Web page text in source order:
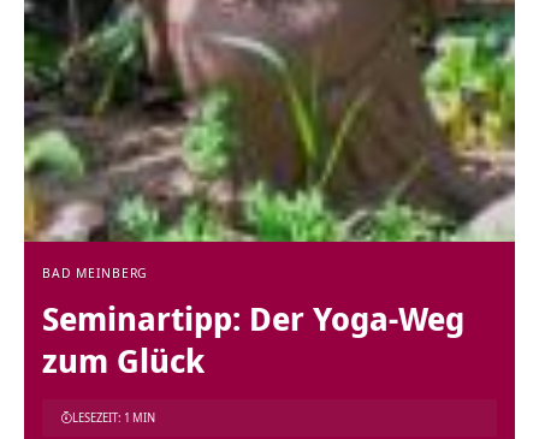
BAD MEINBERG
Seminartipp: Der Yoga-Weg
zum Glück
LESEZEIT: 1 MIN